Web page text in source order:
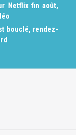
Netflix fin août,
bouclé, rendez-